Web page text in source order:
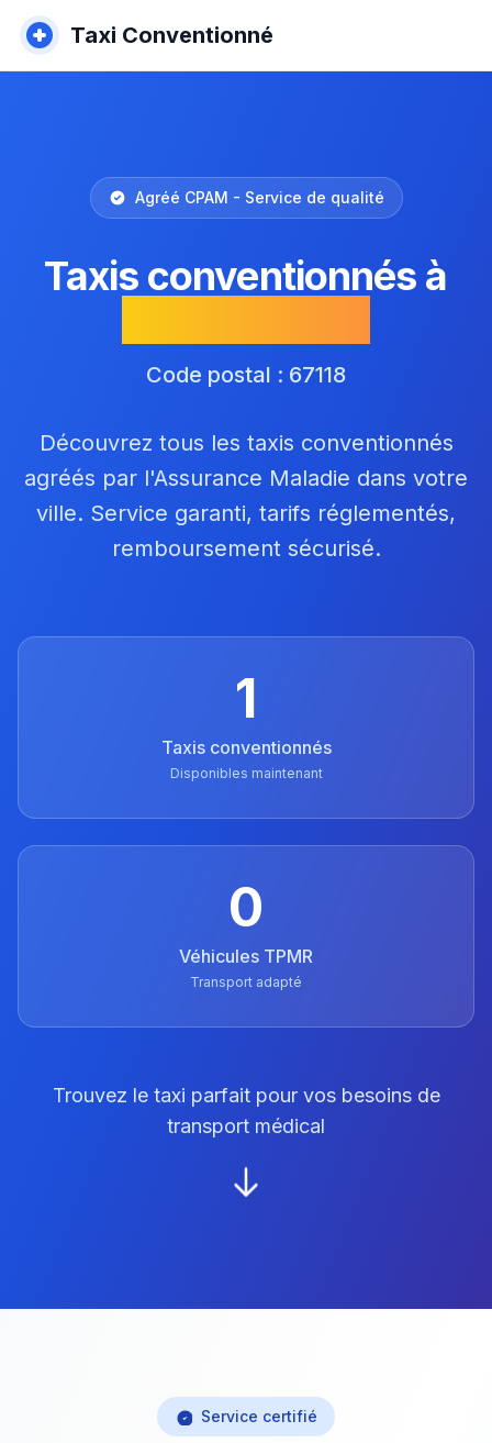
Taxi Conventionné
Agréé CPAM - Service de qualité
Taxis conventionnés à
Code postal : 67118
Découvrez tous les taxis conventionnés
agréés par l'Assurance Maladie dans votre
ville. Service garanti, tarifs réglementés,
remboursement sécurisé.
1
Taxis conventionnés
Disponibles maintenant
0
Véhicules TPMR
Transport adapté
Trouvez le taxi parfait pour vos besoins de
transport médical
Service certifié